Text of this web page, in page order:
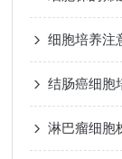
细胞培养注
结肠癌细胞
淋巴瘤细胞